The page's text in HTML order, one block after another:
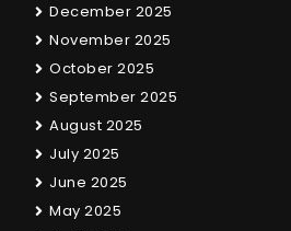
December 2025
November 2025
October 2025
September 2025
August 2025
July 2025
June 2025
May 2025